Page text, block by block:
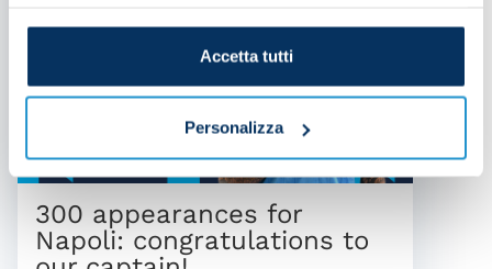
Accetta tutti
Personalizza
300 appearances for
Napoli: congratulations to